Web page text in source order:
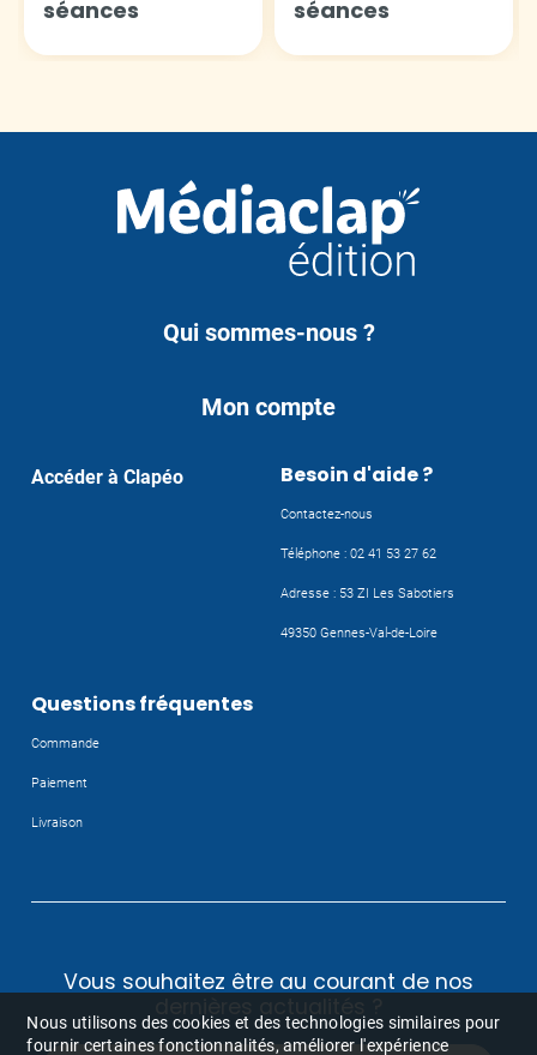
séances
séances
Qui sommes-nous ?
Mon compte
Accéder à Clapéo Besoin d'aide ?
Contactez-nous
Téléphone : 02 41 53 27 62
Adresse : 53 ZI Les Sabotiers
49350 Gennes-Val-de-Loire
Questions fréquentes
Commande
Paiement
Livraison
Vous souhaitez être au courant de nos
Nous utilisons des cookies et des technologies similaires pour
fournir certaines fonctionnalités, améliorer l'expérience